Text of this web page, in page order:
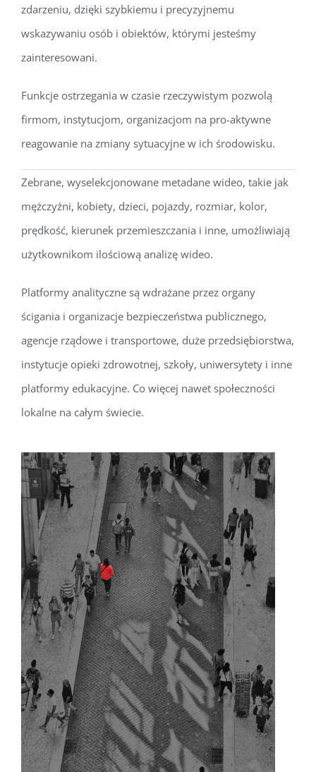
zdarzeniu, dzięki szybkiemu i precyzyjnemu
wskazywaniu osób i obiektów, którymi jesteśmy
zainteresowani.
Funkcje ostrzegania w czasie rzeczywistym pozwolą
firmom, instytucjom, organizacjom na pro-aktywne
reagowanie na zmiany sytuacyjne w ich środowisku.
Zebrane, wyselekcjonowane metadane wideo, takie jak
mężczyźni, kobiety, dzieci, pojazdy, rozmiar, kolor,
prędkość, kierunek przemieszczania i inne, umożliwiają
użytkownikom ilościową analizę wideo.
Platformy analityczne są wdrażane przez organy
ścigania i organizacje bezpieczeństwa publicznego,
agencje rządowe i transportowe, duże przedsiębiorstwa,
instytucje opieki zdrowotnej, szkoły, uniwersytety i inne
platformy edukacyjne. Co więcej nawet społeczności
lokalne na całym świecie.